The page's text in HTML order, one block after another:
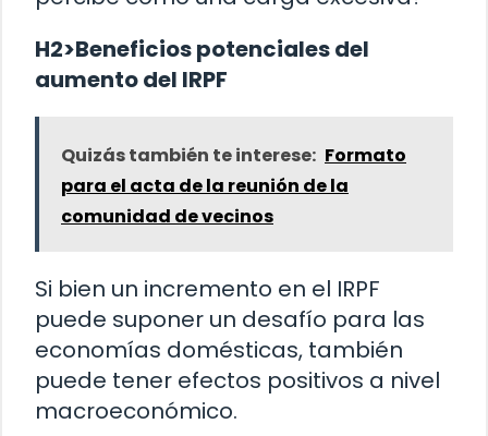
H2>Beneficios potenciales del
aumento del IRPF
Quizás también te interese: Formato
para el acta de la reunión de la
comunidad de vecinos
Si bien un incremento en el IRPF
puede suponer un desafío para las
economías domésticas, también
puede tener efectos positivos a nivel
macroeconómico.